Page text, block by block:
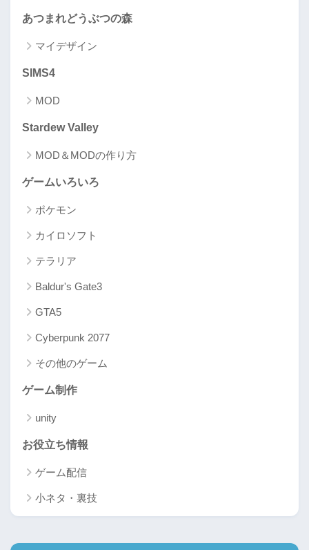
あつまれどうぶつの森
マイデザイン
SIMS4
MOD
Stardew Valley
MOD＆MODの作り方
ゲームいろいろ
ポケモン
カイロソフト
テラリア
Baldur's Gate3
GTA5
Cyberpunk 2077
その他のゲーム
ゲーム制作
unity
お役立ち情報
ゲーム配信
小ネタ・裏技